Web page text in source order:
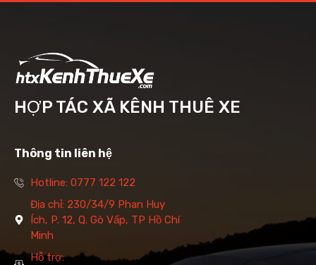
HỢP TÁC XÃ KÊNH THUÊ XE
Thông tin liên hệ
Hotline: 0777 122 122
Địa chỉ: 230/34/9 Phan Huy
Ích, P. 12, Q. Gò Vấp, TP Hồ Chí
Minh
Hỗ trợ: